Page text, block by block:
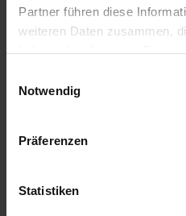
Partner führen diese
weiteren Daten zusammen,
Notwendig
Präferenzen
Statistiken
Firma BELLE kooperiert mit
Werkrealschule Nördlicher
Die Endinger Stefan-Zweig-
Schüler einen neuen Partner:
Klauser unterzeichneten am
zurück